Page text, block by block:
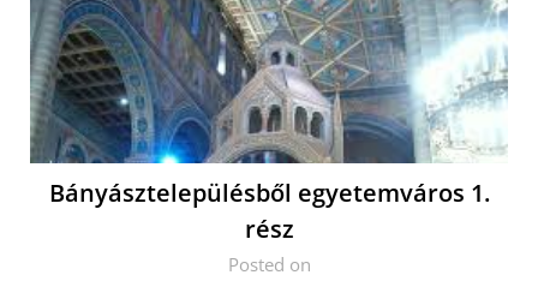
Bányásztelepülésből egyetemváros 1.
rész
Posted on